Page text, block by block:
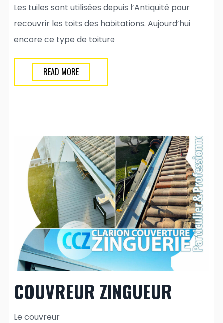
Les tuiles sont utilisées depuis l’Antiquité pour
recouvrir les toits des habitations. Aujourd’hui
encore ce type de toiture
READ MORE
COUVREUR ZINGUEUR
Le couvreur